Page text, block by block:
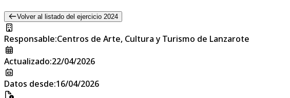
Volver al listado del ejercicio 2024
Responsable:Centros de Arte, Cultura y Turismo de Lanzarote
Actualizado:22/04/2026
Datos desde:16/04/2026